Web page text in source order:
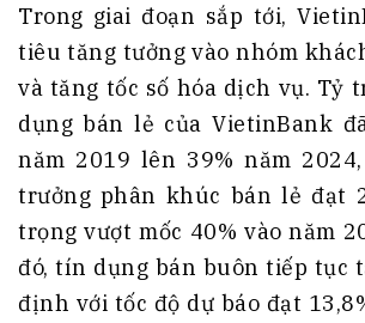
Trong giai đoạn sắp tới,
tiêu tăng tưởng vào nhóm
và tăng tốc số hóa dịch vụ. Tỷ
dụng bán lẻ của VietinBank
năm 2019 lên 39% năm
trưởng phân khúc bán lẻ đạt
trọng vượt mốc 40% vào năm
đó, tín dụng bán buôn tiếp tục
định với tốc độ dự báo đạt